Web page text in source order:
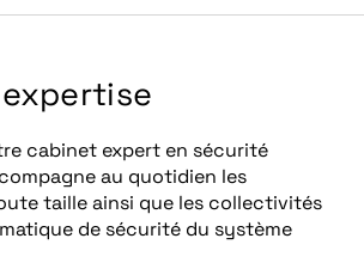
cabinet expert en sécurité
au quotidien les
taille ainsi que les collectivités
de sécurité du système